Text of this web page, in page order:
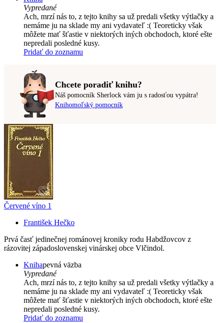
Vypredané
Ach, mrzí nás to, z tejto knihy sa už predali všetky výtlačky a
nemáme ju na sklade my ani vydavateľ :( Teoreticky však
môžete mať šťastie v niektorých iných obchodoch, ktoré ešte
nepredali posledné kusy.
Pridať do zoznamu
Chcete poradiť knihu?
Náš pomocník Sherlock vám ju s radosťou vypátra!
Knihomoľský pomocník
Červené víno 1
František Hečko
Prvá časť jedinečnej románovej kroniky rodu Habdžovcov z
rázovitej západoslovenskej vinárskej obce Vlčindol.
Knihapevná väzba
Vypredané
Ach, mrzí nás to, z tejto knihy sa už predali všetky výtlačky a
nemáme ju na sklade my ani vydavateľ :( Teoreticky však
môžete mať šťastie v niektorých iných obchodoch, ktoré ešte
nepredali posledné kusy.
Pridať do zoznamu